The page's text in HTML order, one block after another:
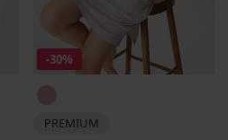
-30%
PREMIUM